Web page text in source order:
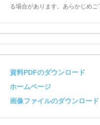
る場合があります。あらかじめご
資料PDFのダウンロード
ホームページ
画像ファイルのダウンロード